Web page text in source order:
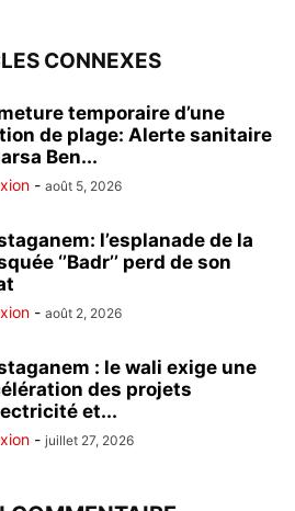
CONNEXES
temporaire d’une
de plage: Alerte sanitaire
Ben...
- août 5, 2026
l’esplanade de la
‘’Badr’’ perd de son
- août 2, 2026
: le wali exige une
des projets
et...
- juillet 27, 2026